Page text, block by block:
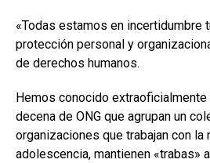
«Todas estamos en incertidumbre
protección personal y
de derechos humanos.
Hemos conocido extraoficialmente
decena de ONG que agrupan un
organizaciones que trabajan con la
adolescencia, mantienen «trabas»